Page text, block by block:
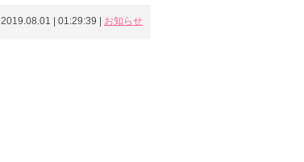
2019.08.01 | 01:29:39 お知らせ